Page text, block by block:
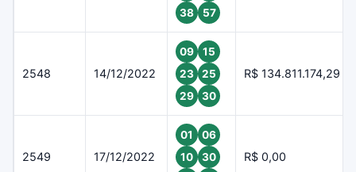
38
57
2548 14/12/2022
09
15
23
25
29
30
R$ 134.811.174,29
2549 17/12/2022
01
06
10
30
R$ 0,00